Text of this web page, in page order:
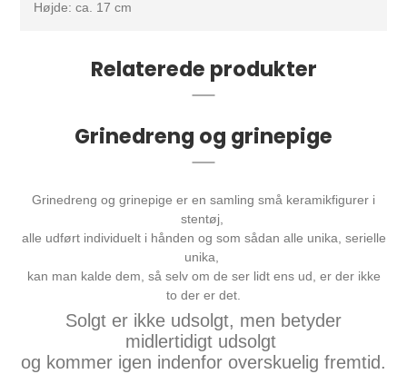
Højde: ca. 17 cm
Relaterede produkter
Grinedreng og grinepige
Grinedreng og grinepige er en samling små keramikfigurer i
stentøj,
alle udført individuelt i hånden og som sådan alle unika, serielle
unika,
kan man kalde dem, så selv om de ser lidt ens ud, er der ikke
to der er det.
Solgt er ikke udsolgt, men betyder
midlertidigt udsolgt
og kommer igen indenfor overskuelig fremtid.